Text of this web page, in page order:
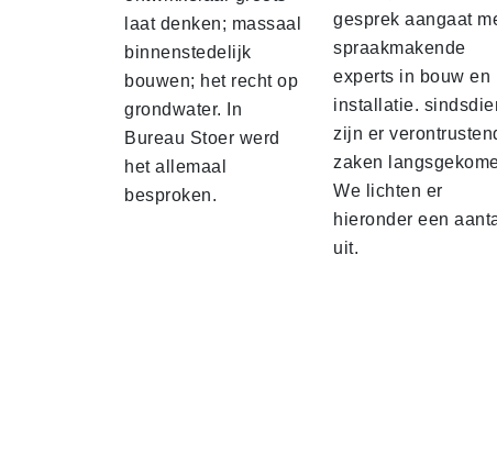
laat denken; massaal
binnenstedelijk
bouwen; het recht op
grondwater. In
Bureau Stoer werd
het allemaal
besproken.
gesprek aangaat
spraakmakende
experts in bouw en
installatie.
zijn er
zaken
We lichten er
hieronder een
uit.